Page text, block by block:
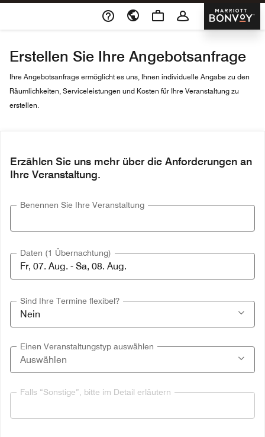
Skip To Content
Marriott
Erstellen Sie Ihre Angebotsanfrage
Ihre Angebotsanfrage ermöglicht es uns, Ihnen individuelle Angabe zu den
Räumlichkeiten, Serviceleistungen und Kosten für Ihre Veranstaltung zu
erstellen.
Erzählen Sie uns mehr über die Anforderungen an
Ihre Veranstaltung.
Benennen Sie Ihre Veranstaltung
Daten (1 Übernachtung)
Sind Ihre Termine flexibel?
Einen Veranstaltungstyp auswählen
Falls “Sonstige”, bitte im Detail erläutern